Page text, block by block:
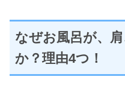
なぜお風呂が、
か？理由4つ！